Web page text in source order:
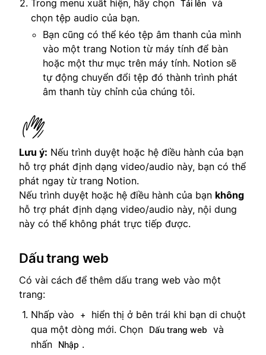
Trong menu xuất hiện, hãy chọn Tải lên và
chọn tệp audio của bạn.
Bạn cũng có thể kéo tệp âm thanh của mình
vào một trang Notion từ máy tính để bàn
hoặc một thư mục trên máy tính. Notion sẽ
tự động chuyển đổi tệp đó thành trình phát
âm thanh tùy chỉnh của chúng tôi.
Lưu ý: Nếu trình duyệt hoặc hệ điều hành của bạn
hỗ trợ phát định dạng video/audio này, bạn có thể
phát ngay từ trang Notion.
Nếu trình duyệt hoặc hệ điều hành của bạn không
hỗ trợ phát định dạng video/audio này, nội dung
này có thể không phát trực tiếp được.
Dấu trang web
Có vài cách để thêm dấu trang web vào một
trang:
Nhấp vào
+
hiển thị ở bên trái khi bạn di chuột
qua một dòng mới. Chọn
Dấu trang web
và
nhấn
Nhập .